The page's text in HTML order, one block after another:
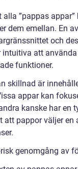
alla ”pappas
dem emellan. En
och
intuitiva att
funktioner.
skillnad är
appar kan
kanske har en
att pappor väljer en
genomgång av